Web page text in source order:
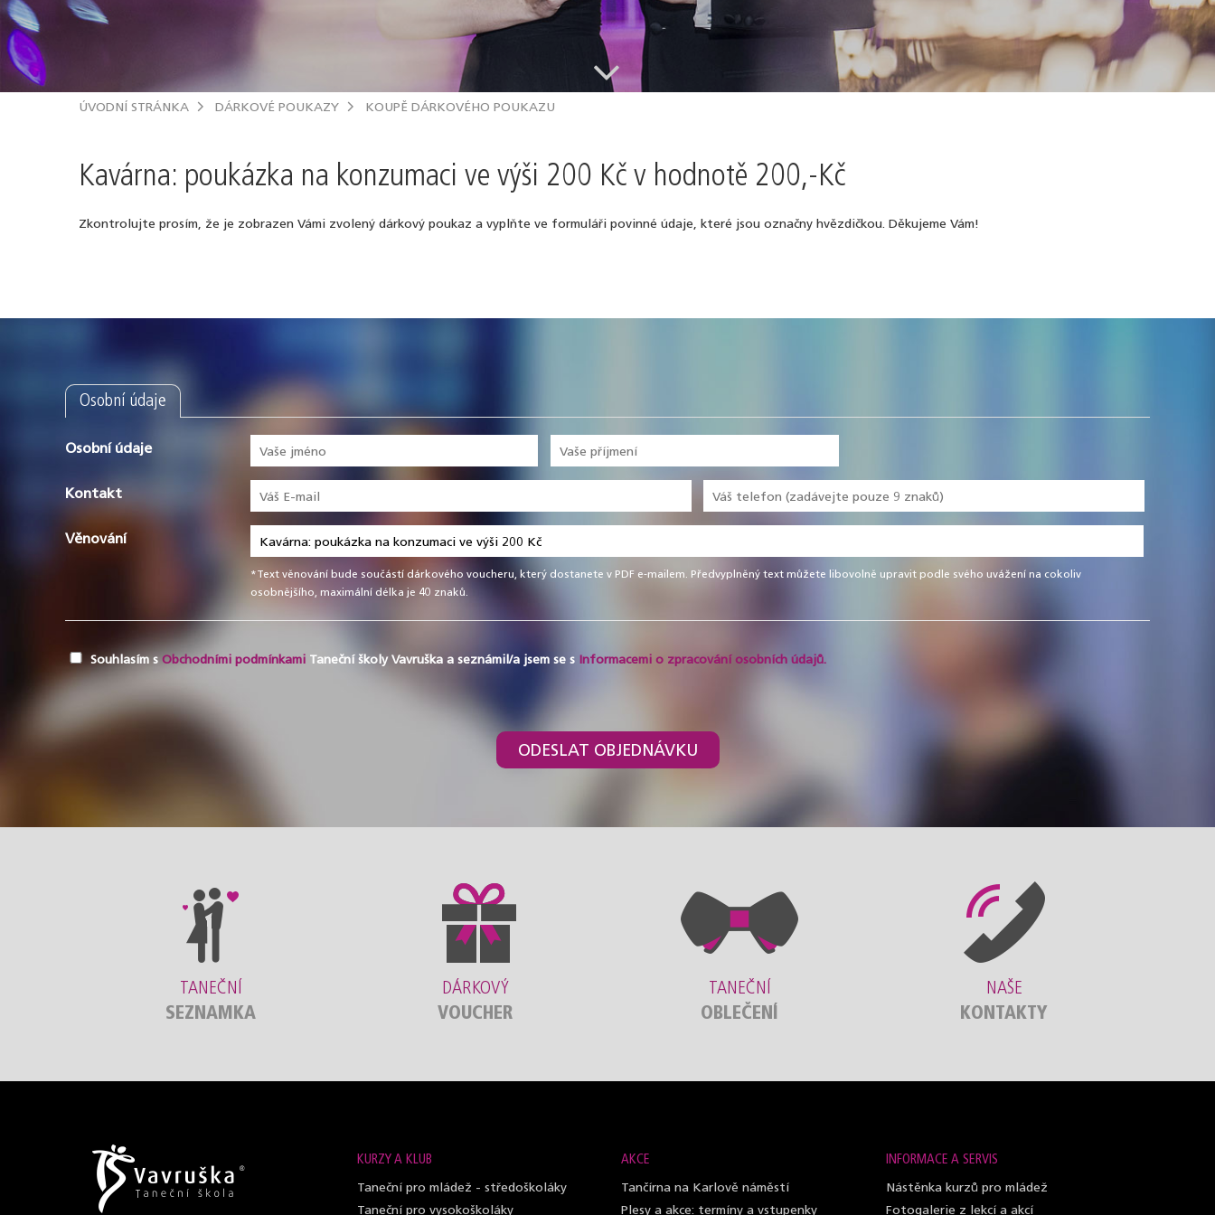
.
ÚVODNÍ STRÁNKA DÁRKOVÉ POUKAZY KOUPĚ DÁRKOVÉHO POUKAZU
Kavárna: poukázka na konzumaci ve výši 200 Kč v hodnotě 200,-Kč
Zkontrolujte prosím, že je zobrazen Vámi zvolený dárkový poukaz a vyplňte ve formuláři povinné údaje, které jsou označny hvězdičkou. Děkujeme Vám!
Osobní údaje
Osobní údaje
Kontakt
Věnování
*Text věnování bude součástí dárkového voucheru, který dostanete v PDF e-mailem. Předvyplněný text můžete libovolně upravit podle svého uvážení na cokoliv
osobnějšího, maximální délka je 40 znaků.
Souhlasím s Obchodními podmínkami Taneční školy Vavruška a seznámil/a jsem se s Informacemi o zpracování osobních údajů.
ODESLAT OBJEDNÁVKU
TANEČNÍ
SEZNAMKA
DÁRKOVÝ
VOUCHER
TANEČNÍ
OBLEČENÍ
NAŠE
KONTAKTY
KURZY A KLUB
Taneční pro mládež - středoškoláky
Taneční pro vysokoškoláky
AKCE
Tančírna na Karlově náměstí
Plesy a akce: termíny a vstupenky
INFORMACE A SERVIS
Nástěnka kurzů pro mládež
Fotogalerie z lekcí a akcí